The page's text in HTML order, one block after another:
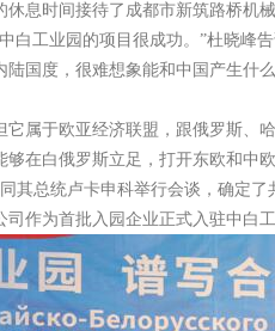
息时间接待了成都市新筑路桥机
工业园的项目很成功。”杜晓峰告
国度，很难想象能和中国产生
属于欧亚经济联盟，跟俄罗斯
在白俄罗斯立足，打开东欧和中欧
其总统卢卡申科举行会谈，确定
作为首批入园企业正式入驻中白工